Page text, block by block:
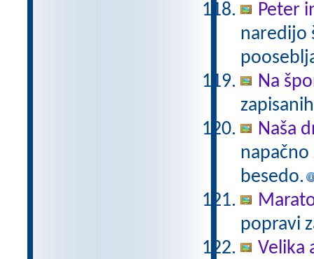
Peter
naredijo
Na
Naša
besedo.
popravi
Velika